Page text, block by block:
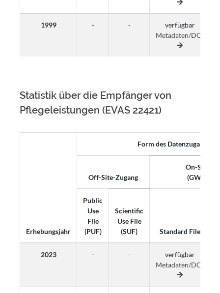
1999 - -
verfügbar
Metadaten/DOI
Statistik über die Empfänger von
Pflegeleistungen (EVAS 22421)
Erhebungsjahr
Form des Datenzugangs
Off-Site-Zugang
On-Site-
(GWAP,
Public
Use
File
(PUF)
Scientific
Use File
(SUF)
Standard File
2023 - -
verfügbar
Metadaten/DOI